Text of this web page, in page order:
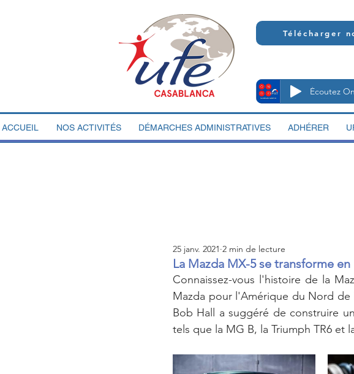
Télécharger
Écoutez
ACCUEIL NOS ACTIVITÉS DÉMARCHES ADMINISTRATIVES ADHÉRER
La Mazda MX-5 se transforme
25 janv. 2021 2 min de lecture
Connaissez-vous l'histoire de la
Mazda pour l'Amérique du Nord de
Bob Hall a suggéré de construire
tels que la MG B, la Triumph TR6 et